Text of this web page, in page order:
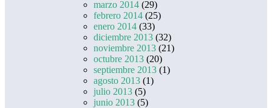
marzo 2014 (29)
febrero 2014 (25)
enero 2014 (33)
diciembre 2013 (32)
noviembre 2013 (21)
octubre 2013 (20)
septiembre 2013 (1)
agosto 2013 (1)
julio 2013 (5)
junio 2013 (5)